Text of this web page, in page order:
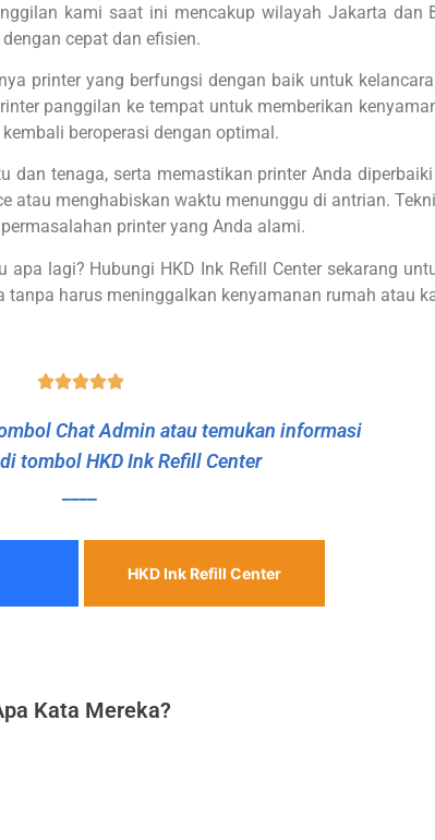
kami saat ini mencakup wilayah Jakarta dan
cepat dan efisien.
printer yang berfungsi dengan baik untuk
panggilan ke tempat untuk memberikan
beroperasi dengan optimal.
tenaga, serta memastikan printer Anda
atau menghabiskan waktu menunggu di antrian.
printer yang Anda alami.
lagi? Hubungi HKD Ink Refill Center sekarang
harus meninggalkan kenyamanan rumah atau
Chat Admin atau temukan informasi
tombol HKD Ink Refill Center
HKD Ink Refill Center
Kata Mereka?